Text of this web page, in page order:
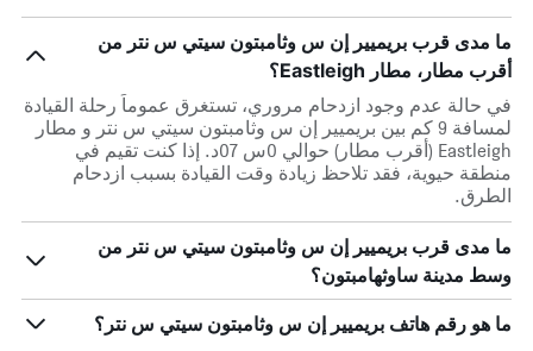
ما مدى قرب بريميير إن س وثامبتون سيتي س نتر من
أقرب مطار، مطار Eastleigh؟
في حالة عدم وجود ازدحام مروري، تستغرق عموماً رحلة القيادة
لمسافة 9 كم بين بريميير إن س وثامبتون سيتي س نتر و مطار
Eastleigh (أقرب مطار) حوالي 0س 07د. إذا كنت تقيم في
منطقة حيوية، فقد تلاحظ زيادة وقت القيادة بسبب ازدحام
الطرق.
ما مدى قرب بريميير إن س وثامبتون سيتي س نتر من
وسط مدينة ساوثهامبتون؟
ما هو رقم هاتف بريميير إن س وثامبتون سيتي س نتر؟